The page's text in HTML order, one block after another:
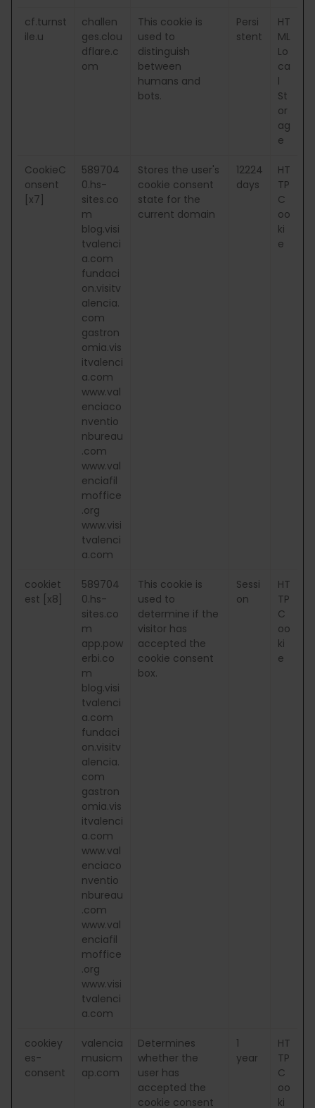
cf.turnst
ile.u
challen
ges.clou
dflare.c
om
This cookie is
used to
distinguish
between
humans and
bots.
Persi
stent
HT
ML
Lo
ca
l
St
or
ag
e
CookieC
onsent
[x7]
589704
0.hs-
sites.co
m
blog.visi
tvalenci
a.com
fundaci
on.visitv
alencia.
com
gastron
omia.vis
itvalenci
a.com
www.val
enciaco
nventio
nbureau
.com
www.val
enciafil
moffice
.org
www.visi
tvalenci
a.com
Stores the user's
cookie consent
state for the
current domain
12224
days
HT
TP
C
oo
ki
e
cookiet
est [x8]
589704
0.hs-
sites.co
m
app.pow
erbi.co
m
blog.visi
tvalenci
a.com
fundaci
on.visitv
alencia.
com
gastron
omia.vis
itvalenci
a.com
www.val
enciaco
nventio
nbureau
.com
www.val
enciafil
moffice
.org
www.visi
tvalenci
a.com
This cookie is
used to
determine if the
visitor has
accepted the
cookie consent
box.
Sessi
on
HT
TP
C
oo
ki
e
cookiey
es-
consent
valencia
musicm
ap.com
Determines
whether the
user has
accepted the
cookie consent
1
year
HT
TP
C
oo
ki